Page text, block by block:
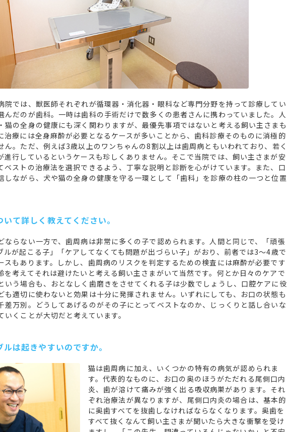
院では、獣医師それぞれが循環器・消化器・眼科など専門分野を持って診療してい
んだのが歯科。一時は歯科の手術だけで数多くの患者さんに携わっていました。人
猫の全身の健康にも深く関わりますが、最優先事項ではないと考える飼い主さまも
治療には全身麻酔が必要となるケースが多いことから、歯科診療そのものに消極的
ん。ただ、例えば3歳以上のワンちゃんの8割以上は歯周病ともいわれており、若く
進行しているというケースも珍しくありません。そこで当院では、飼い主さまが安
ベストの治療法を選択できるよう、丁寧な説明と診断を心がけています。また、口
しながら、犬や猫の全身の健康を守る一環として「歯科」を診療の柱の一つと位置
て詳しく教えてください。
ならない一方で、歯周病は非常に多くの子で認められます。人間と同じで、「頑張
ルが起こる子」「ケアしてなくても問題が出づらい子」がおり、前者では3～4歳で
スもあります。しかし、歯周病のリスクを判定するための検査には麻酔が必要です
を考えてそれは避けたいと考える飼い主さまがいて当然です。何とか日々のケアで
いう場合も、おとなしく歯磨きをさせてくれる子は少数でしょうし、口腔ケアに役
も適切に使わないと効果は十分に発揮されません。いずれにしても、お口の状態も
差万別。どうしてあげるのがその子にとってベストなのか、じっくりと話し合いな
くことが大切だと考えています。
は起きやすいのですか。
猫は歯周病に加え、いくつかの特有の病気が認められま
す。代表的なものに、お口の奥のほうがただれる尾側口内
炎、歯が溶けて痛みが強く出る吸収病巣があります。それ
ぞれ治療法が異なりますが、尾側口内炎の場合は、基本的
に奥歯すべてを抜歯しなければならなくなります。奥歯を
すべて抜くなんて飼い主さまが聞いたら大きな衝撃を受け